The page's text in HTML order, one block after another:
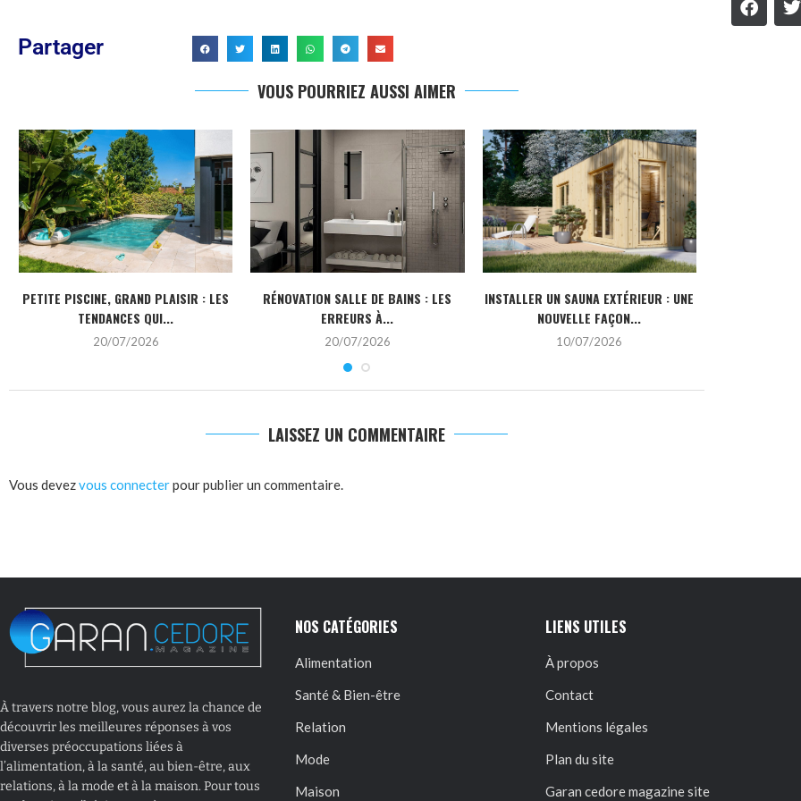
Partager
VOUS POURRIEZ AUSSI AIMER
PETITE PISCINE, GRAND PLAISIR : LES
TENDANCES QUI...
20/07/2026
RÉNOVATION SALLE DE BAINS : LES
ERREURS À...
20/07/2026
INSTALLER UN SAUNA EXTÉRIEUR : UNE
NOUVELLE FAÇON...
10/07/2026
LAISSEZ UN COMMENTAIRE
Vous devezvous connecterpour publier un commentaire.
À travers notre blog, vous aurez la chance de
découvrir les meilleures réponses à vos
diverses préoccupations liées à
l’alimentation, à la santé, au bien-être, aux
relations, à la mode et à la maison. Pour tous
NOS CATÉGORIES
Alimentation
Santé & Bien-être
Relation
Mode
Maison
LIENS UTILES
À propos
Contact
Mentions légales
Plan du site
Garan cedore magazine site